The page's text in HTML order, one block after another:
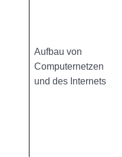
Aufbau von
Computernetzen
und des Internets